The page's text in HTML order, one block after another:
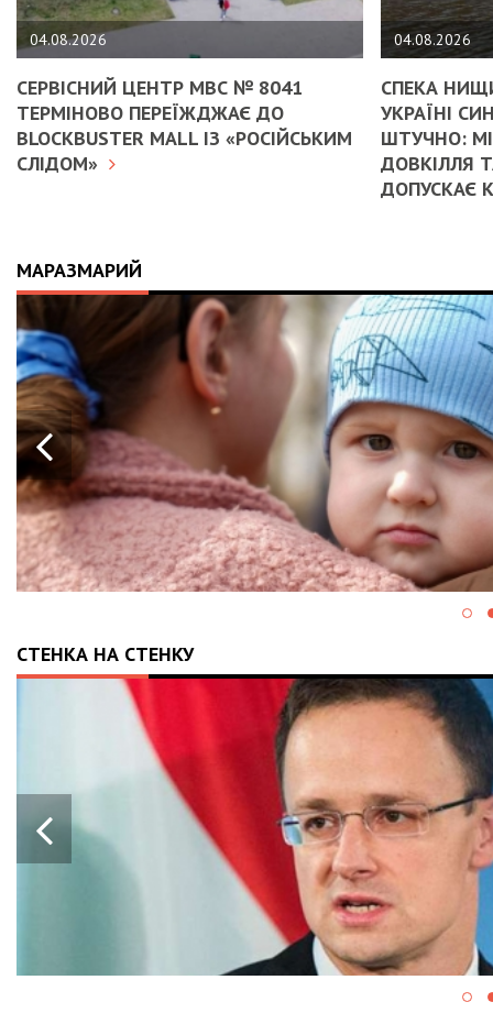
04.08.2026
СЕРВІСНИЙ ЦЕНТР МВС № 8041
ТЕРМІНОВО ПЕРЕЇЖДЖАЄ ДО
BLOCKBUSTER MALL ІЗ «РОСІЙСЬКИМ
СЛІДОМ»
04.08.2026
СПЕКА
УКРАЇНІ
ШТУЧНО:
ДОВКІЛЛЯ
ДОПУСКАЄ
МАРАЗМАРИЙ
СТЕНКА НА СТЕНКУ